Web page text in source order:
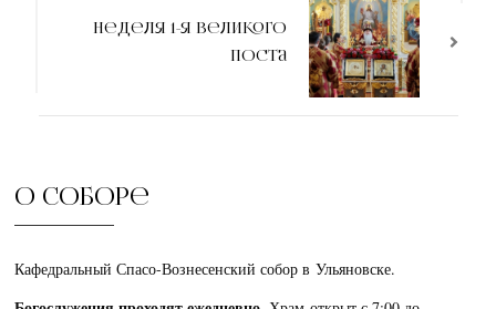
Неделя 1-я Великого
Поста
О соборе
Кафедральный Спасо-Вознесенский собор в Ульяновске.